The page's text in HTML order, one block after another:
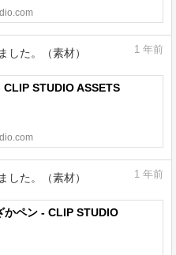
した。（素材） 1 年前
CLIP STUDIO ASSETS
した。（素材） 1 年前
かペン - CLIP STUDIO